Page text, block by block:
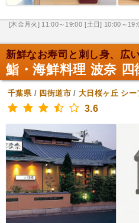
[木金月火] 11:00～19:00 [土日] 10:00～
新鮮なお寿司と刺し身、広
鮨・海鮮料理 波奈 四
千葉県/ 四街道市/大日桜ヶ丘 シー
3.6